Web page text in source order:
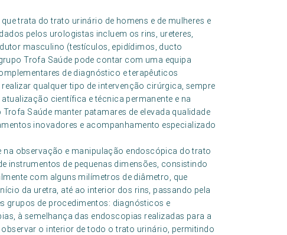
trata do trato urinário de homens e de mulheres e
pelos urologistas incluem os rins, ureteres,
masculino (testículos, epidídimos, ducto
Trofa Saúde pode contar com uma equipa
de diagnóstico e terapêuticos
qualquer tipo de intervenção cirúrgica, sempre
científica e técnica permanente e na
Saúde manter patamares de elevada qualidade
inovadores e acompanhamento especializado
observação e manipulação endoscópica do trato
instrumentos de pequenas dimensões, consistindo
com alguns milímetros de diâmetro, que
da uretra, até ao interior dos rins, passando pela
grupos de procedimentos: diagnósticos e
à semelhança das endoscopias realizadas para a
o interior de todo o trato urinário, permitindo